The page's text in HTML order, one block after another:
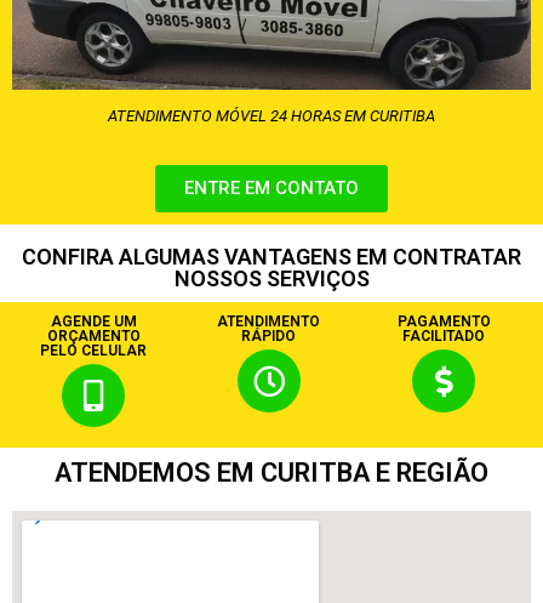
ATENDIMENTO MÓVEL 24 HORAS EM CURITIBA
ENTRE EM CONTATO
CONFIRA ALGUMAS VANTAGENS EM CONTRATAR
NOSSOS SERVIÇOS
AGENDE UM
ORÇAMENTO
PELO CELULAR
ATENDIMENTO
RÁPIDO
PAGAMENTO
FACILITADO
ATENDEMOS EM CURITBA E REGIÃO